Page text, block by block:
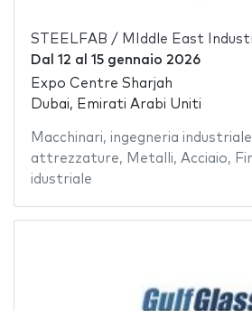
STEELFAB / MIddle East
Dal 12 al 15 gennaio 2026
Expo Centre Sharjah
Dubai, Emirati Arabi Uniti
Macchinari, ingegneria industriale
attrezzature, Metalli, Acciaio,
idustriale